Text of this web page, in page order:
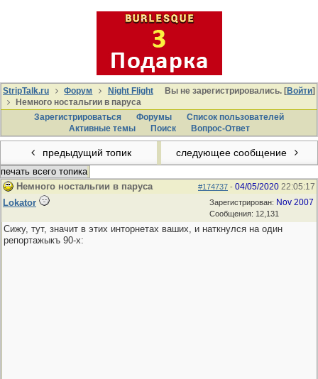
Вы не зарегистрировались. [Войти]
StripTalk.ru Форум
Night Flight
Немного ностальгии в паруса
Зарегистрироваться
Форумы
Список пользователей
Активные темы
Поиcк Вопрос-Ответ
предыдущий топик следующее сообщение
печать всего топика
#174737 - 04/05/2020 22:05:17
Немного ностальгии в паруса
Зарегистрирован: Nov 2007
Сообщения: 12,131
Lokator
Сижу, тут, значит в этих инторнетах ваших, и наткнулся на один
репортажыкъ 90-х: